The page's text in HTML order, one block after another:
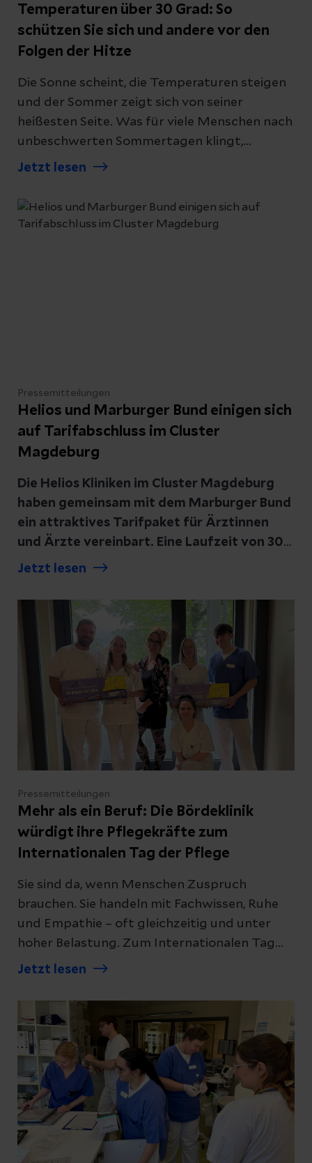
Temperaturen über 30 Grad: So
schützen Sie sich und andere vor den
Folgen der Hitze
Die Sonne scheint, die Temperaturen steigen
und der Sommer zeigt sich von seiner
heißesten Seite. Was für viele Menschen nach
unbeschwerten Sommertagen klingt,
bedeutet für den Körper eine erhebliche
über 30 Grad können Kreislaufprobleme,
Flüssigkeitsmangel und hitzebedingte
Tagen schützen kann, erklärt Axel Weber,
Ärztlicher Leiter der Notaufnahmen in der
Helios Bördeklinik und der Helios Klinik
Jerichower Land.
Jetzt lesen
Pressemitteilungen
Helios und Marburger Bund einigen sich
auf Tarifabschluss im Cluster
Magdeburg
Die Helios Kliniken im Cluster Magdeburg
haben gemeinsam mit dem Marburger Bund
ein attraktives Tarifpaket für Ärztinnen
und Ärzte vereinbart. Eine Laufzeit von 30
Monaten schafft langfristige
Jetzt lesen
Pressemitteilungen
Mehr als ein Beruf: Die Bördeklinik
würdigt ihre Pflegekräfte zum
Internationalen Tag der Pflege
Sie sind da, wenn Menschen Zuspruch
brauchen. Sie handeln mit Fachwissen, Ruhe
und Empathie – oft gleichzeitig und unter
hoher Belastung. Zum Internationalen Tag
der Pflege hat die Helios Bördeklinik ihrer
„Danke“ gesagt und damit ein Zeichen der
Wertschätzung gesetzt.
Jetzt lesen